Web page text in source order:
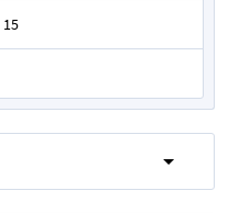
15